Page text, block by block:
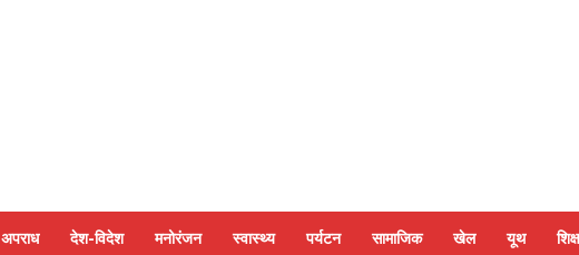
अपराध देश-विदेश मनोरंजन स्वास्थ्य पर्यटन सामाजिक खेल यूथ